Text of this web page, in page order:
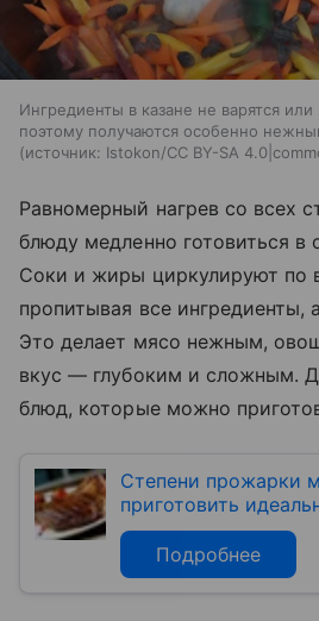
Ингредиенты в казане не варятся или
поэтому получаются особенно
источник: Istokon/CC BY-SA
Равномерный нагрев со всех
блюду медленно готовиться в
Соки и жиры циркулируют по
пропитывая все ингредиенты,
Это делает мясо нежным,
вкус — глубоким и сложным.
блюд, которые можно
Степени прожарки
приготовить
Подробнее